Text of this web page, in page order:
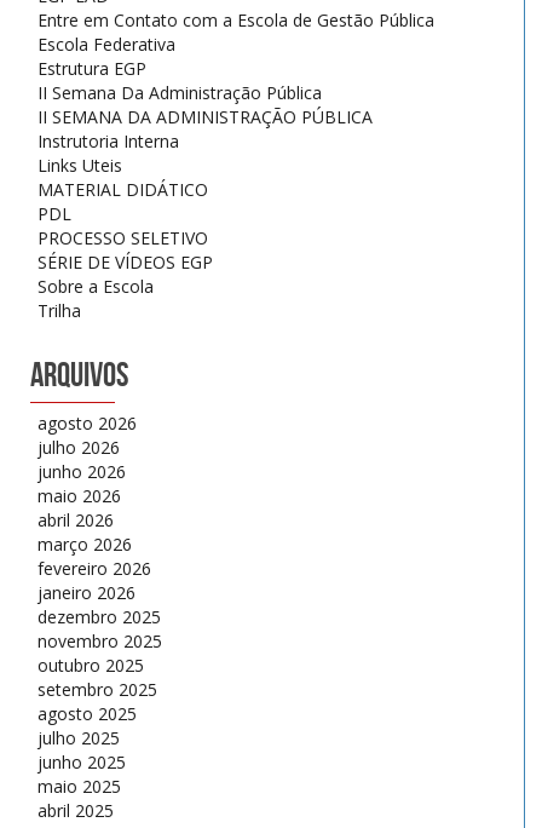
Entre em Contato com a Escola de Gestão Pública
Escola Federativa
Estrutura EGP
II Semana Da Administração Pública
II SEMANA DA ADMINISTRAÇÃO PÚBLICA
Instrutoria Interna
Links Uteis
MATERIAL DIDÁTICO
PDL
PROCESSO SELETIVO
SÉRIE DE VÍDEOS EGP
Sobre a Escola
Trilha
Arquivos
agosto 2026
julho 2026
junho 2026
maio 2026
abril 2026
março 2026
fevereiro 2026
janeiro 2026
dezembro 2025
novembro 2025
outubro 2025
setembro 2025
agosto 2025
julho 2025
junho 2025
maio 2025
abril 2025